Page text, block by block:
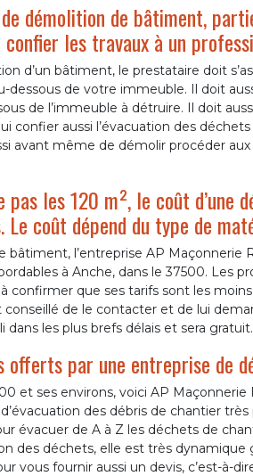
démolition de bâtiment,
les travaux à un
d’un bâtiment, le prestataire doit
dessous de votre immeuble. Il doit
de l’immeuble à détruire. Il doit
confier aussi l’évacuation des
avant même de démolir procéder
pas les 120 m², le coût d’une
coût dépend du type de
bâtiment, l’entreprise AP Maçonnerie
à Anche, dans le 37500. Les
confirmer que ses tarifs sont les
conseillé de le contacter et de lui
dans les plus brefs délais et sera gratuit.
offerts par une entreprise de
et ses environs, voici AP
des débris de chantier
évacuer de A à Z les déchets de
des déchets, elle est très dynamique
vous fournir aussi un devis, c’est-à-